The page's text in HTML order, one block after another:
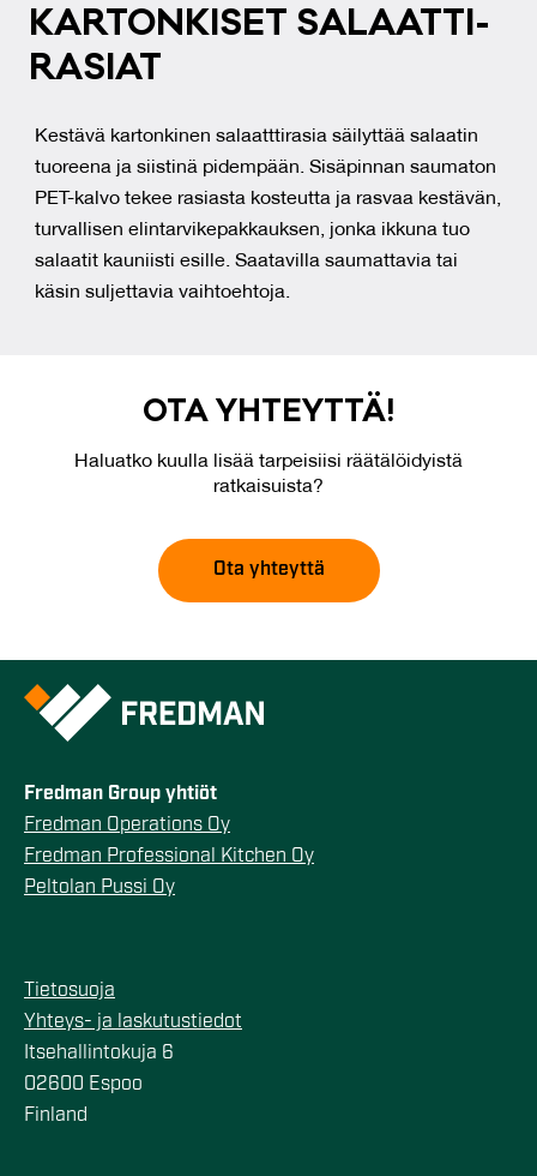
KAR­TON­KI­SET SA­LAAT­TI­
RA­SIAT
Kestävä kartonkinen salaatttirasia säilyttää salaatin
tuoreena ja siistinä pidempään. Sisäpinnan saumaton
PET-kalvo tekee rasiasta kosteutta ja rasvaa kestävän,
turvallisen elintarvikepakkauksen, jonka ikkuna tuo
salaatit kauniisti esille. Saatavilla saumattavia tai
käsin suljettavia vaihtoehtoja.
OTA YH­TEYT­TÄ!
Haluatko kuulla lisää tarpeisiisi räätälöidyistä
ratkaisuista?
Ota yhteyttä
Fredman Group yhtiöt
Fredman Operations Oy
Fredman Professional Kitchen Oy
Peltolan Pussi Oy
Tietosuoja
Yhteys- ja laskutustiedot
Itsehallintokuja 6
02600 Espoo
Finland